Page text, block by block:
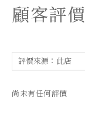
顧客評價
尚未有任何評價